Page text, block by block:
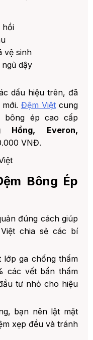
hồi
vệ sinh
dậy
dấu hiệu trên, đã
Đệm Việtcung
bông ép cao cấp
Hồng, Everon,
VNĐ.
Bông Ép
đúng cách giúp
chia sẻ các bí
lớp ga chống thấm
các vết bẩn thấm
tư nhỏ cho hiệu
bạn nên lật mặt
xẹp đều và tránh